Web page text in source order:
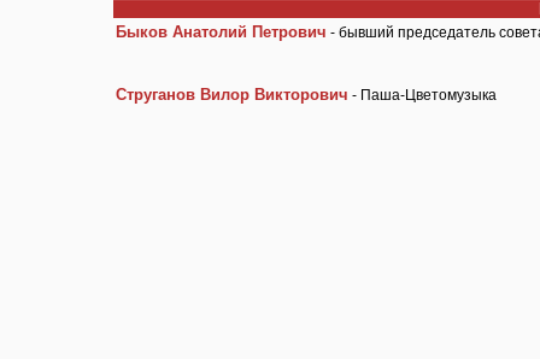
Быков Анатолий Петрович - бывший председатель
Струганов Вилор Викторович - Паша-Цветомузыка